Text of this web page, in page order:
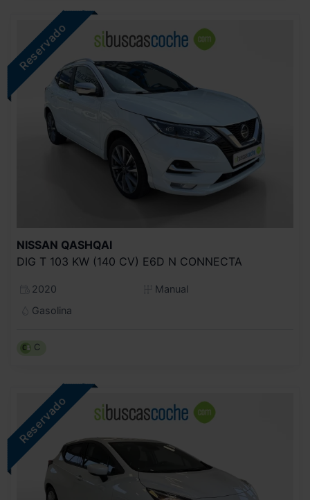
NISSAN QASHQAI
DIG T 103 KW (140 CV) E6D N CONNECTA
2020
Manual
Gasolina
C